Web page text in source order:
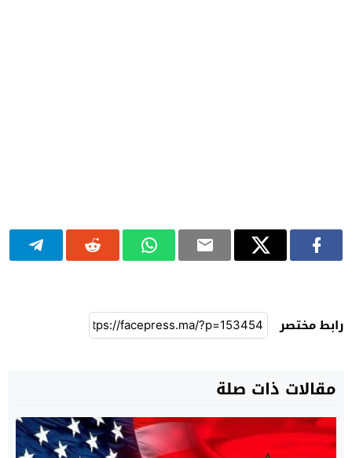
رابط مختصر
مقالات ذات صلة